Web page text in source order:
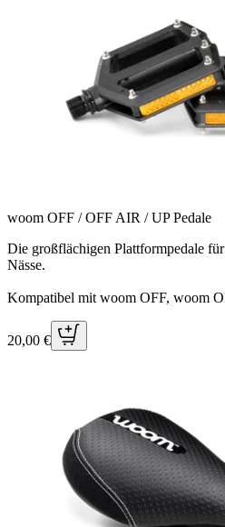
woom OFF / OFF AIR / UP Pedale
Die großflächigen Plattformpedale
Nässe.
Kompatibel mit woom OFF, woom
20,00 €